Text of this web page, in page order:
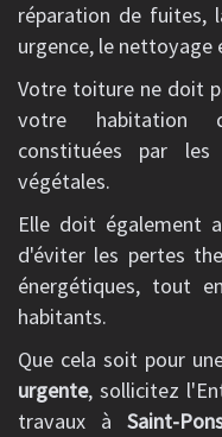
réparation de fuites,
urgence, le
Votre toiture ne doit
votre habitation
constituées par
végétales.
Elle doit également
d'éviter les pertes
énergétiques, tout
habitants.
Que cela soit pour
urgente, sollicitez
travaux àSaint-